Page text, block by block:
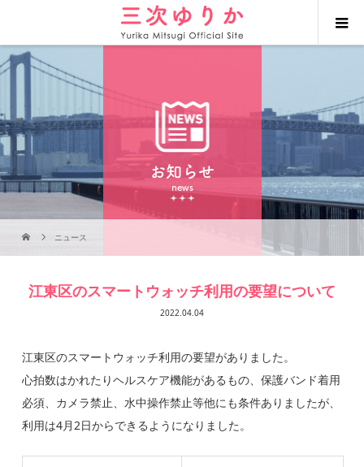
お知らせ
news
ニュース
江東区のスマートウォッチ利用の要望について
2022.04.04
江東区のスマートウォッチ利用の要望がありました。
心拍数はかれたりヘルスケア機能があるもの、保護バンド着用
必須、カメラ禁止、水中操作禁止等他にも条件ありましたが、
利用は4月2日からできるようになりました。